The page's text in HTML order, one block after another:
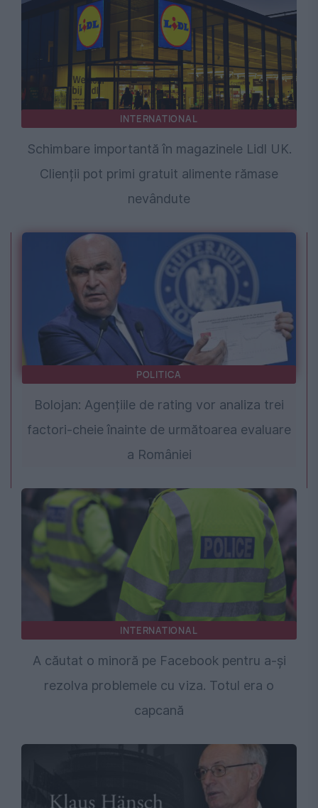
INTERNATIONAL
Schimbare importantă în magazinele Lidl UK.
Clienții pot primi gratuit alimente rămase
nevândute
POLITICA
Bolojan: Agențiile de rating vor analiza trei
factori-cheie înainte de următoarea evaluare
a României
INTERNATIONAL
A căutat o minoră pe Facebook pentru a-și
rezolva problemele cu viza. Totul era o
capcană